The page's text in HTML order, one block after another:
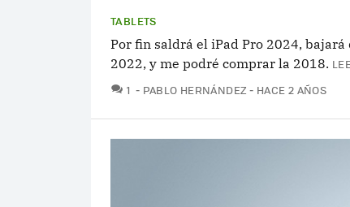
TABLETS
Por fin saldrá el iPad Pro 2024, bajará
2022, y me podré comprar la 2018.
1 COMENTARIOS
PABLO HERNÁNDEZ HACE 2 AÑOS